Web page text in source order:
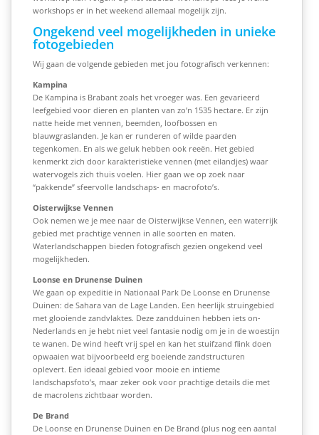
workshops er in het weekend allemaal mogelijk zijn.
Ongekend veel mogelijkheden in unieke
fotogebieden
Wij gaan de volgende gebieden met jou fotografisch verkennen:
Kampina
De Kampina is Brabant zoals het vroeger was. Een gevarieerd
leefgebied voor dieren en planten van zo’n 1535 hectare. Er zijn
natte heide met vennen, beemden, loofbossen en
blauwgraslanden. Je kan er runderen of wilde paarden
tegenkomen. En als we geluk hebben ook reeën. Het gebied
kenmerkt zich door karakteristieke vennen (met eilandjes) waar
watervogels zich thuis voelen. Hier gaan we op zoek naar
“pakkende” sfeervolle landschaps- en macrofoto’s.
Oisterwijkse Vennen
Ook nemen we je mee naar de Oisterwijkse Vennen, een waterrijk
gebied met prachtige vennen in alle soorten en maten.
Waterlandschappen bieden fotografisch gezien ongekend veel
mogelijkheden.
Loonse en Drunense Duinen
We gaan op expeditie in Nationaal Park De Loonse en Drunense
Duinen: de Sahara van de Lage Landen. Een heerlijk struingebied
met glooiende zandvlaktes. Deze zandduinen hebben iets on-
Nederlands en je hebt niet veel fantasie nodig om je in de woestijn
te wanen. De wind heeft vrij spel en kan het stuifzand flink doen
opwaaien wat bijvoorbeeld erg boeiende zandstructuren
oplevert. Een ideaal gebied voor mooie en intieme
landschapsfoto’s, maar zeker ook voor prachtige details die met
de macrolens zichtbaar worden.
De Brand
De Loonse en Drunense Duinen en De Brand (plus nog een aantal